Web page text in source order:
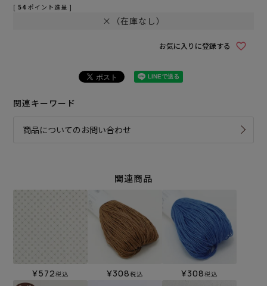
[ 54 ポイント進呈 ]
×（在庫なし）
お気に入りに登録する
関連キーワード
商品についてのお問い合わせ
関連商品
¥572税込 ¥308税込 ¥308税込